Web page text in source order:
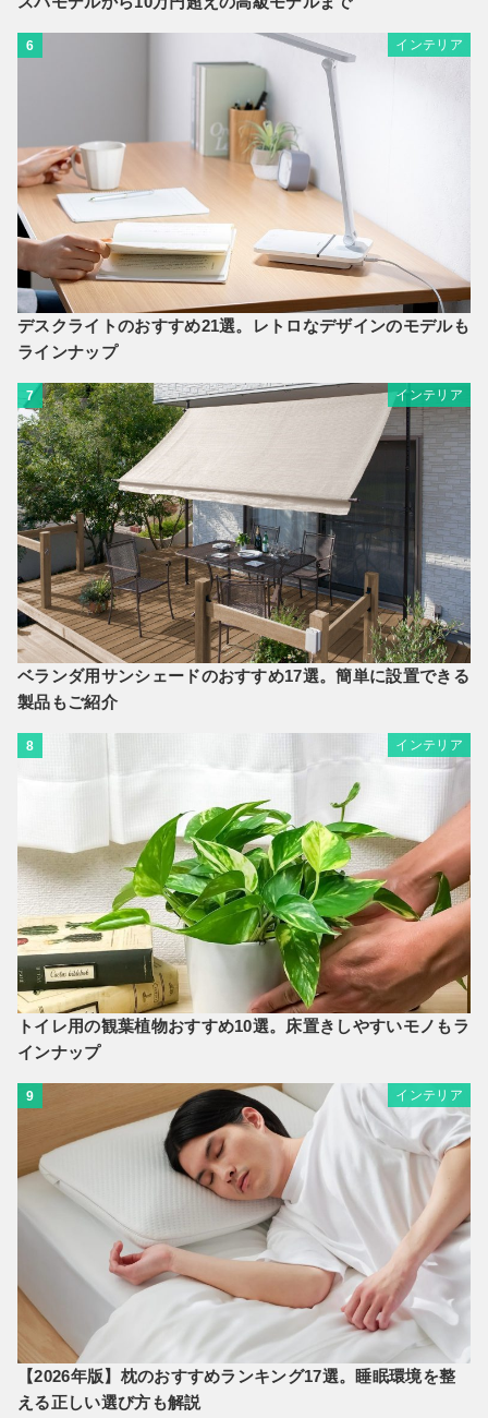
6 インテリア
デスクライトのおすすめ21選。レトロなデザインのモデルも
ラインナップ
7 インテリア
ベランダ用サンシェードのおすすめ17選。簡単に設置できる
製品もご紹介
8 インテリア
トイレ用の観葉植物おすすめ10選。床置きしやすいモノもラ
インナップ
9 インテリア
【2026年版】枕のおすすめランキング17選。睡眠環境を整
える正しい選び方も解説